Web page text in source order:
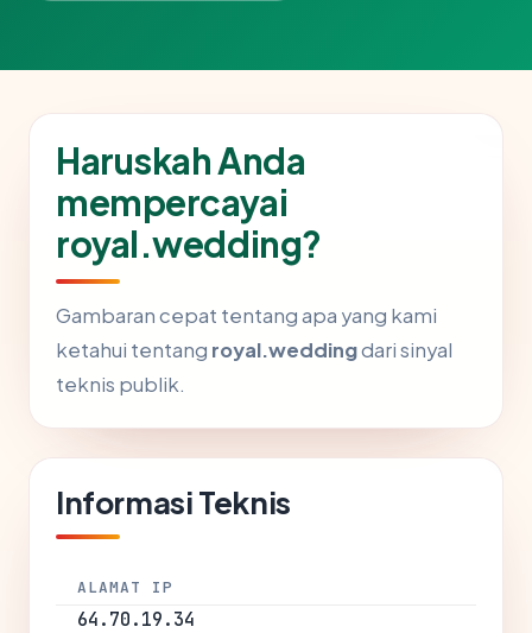
Haruskah Anda
mempercayai
royal.wedding?
Gambaran cepat tentang apa yang kami
ketahui tentang royal.weddingdari sinyal
teknis publik.
Informasi Teknis
ALAMAT IP
64.70.19.34